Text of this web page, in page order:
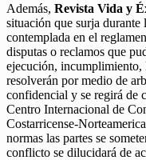
Además, Revista Vida y
situación que surja
contemplada en el
disputas o reclamos que
ejecución,
resolverán por medio de
confidencial y se regirá de
Centro Internacional de
Costarricense-
normas las partes se
conflicto se dilucidará de